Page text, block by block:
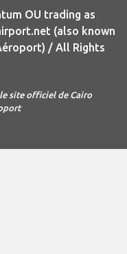
OU trading as
(also known
/ All Rights
le site officiel de Cairo